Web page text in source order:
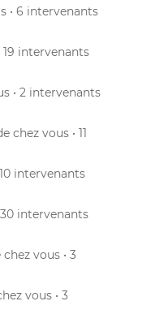
• 6 intervenants
19 intervenants
• 2 intervenants
chez vous • 11
intervenants
30 intervenants
vous • 3
vous • 3